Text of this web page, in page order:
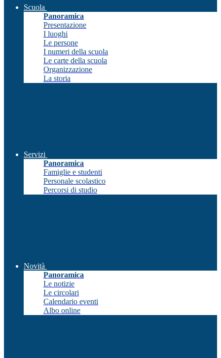
Scuola
Panoramica
Presentazione
I luoghi
Le persone
I numeri della scuola
Le carte della scuola
Organizzazione
La storia
Servizi
Panoramica
Famiglie e studenti
Personale scolastico
Percorsi di studio
Novità
Panoramica
Le notizie
Le circolari
Calendario eventi
Albo online